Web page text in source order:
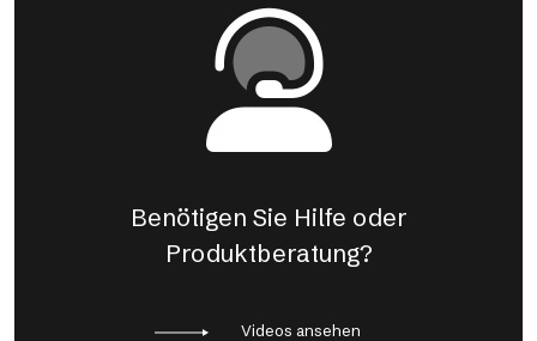
Benötigen Sie Hilfe oder
Produktberatung?
Videos ansehen